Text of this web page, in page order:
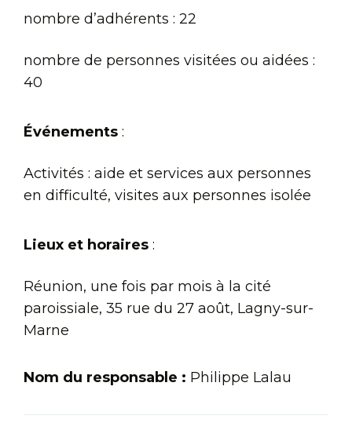
nombre d’adhérents : 22
nombre de personnes visitées ou aidées :
40
Événements :
Activités : aide et services aux personnes
en difficulté, visites aux personnes isolée
Lieux et horaires :
Réunion, une fois par mois à la cité
paroissiale, 35 rue du 27 août, Lagny-sur-
Marne
Nom du responsable : Philippe Lalau